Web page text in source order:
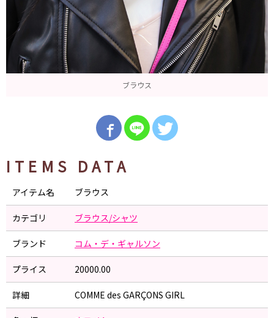
ブラウス
ITEMS DATA
アイテム名 ブラウス
カテゴリ ブラウス/シャツ
ブランド コム・デ・ギャルソン
プライス 20000.00
詳細 COMME des GARÇONS GIRL